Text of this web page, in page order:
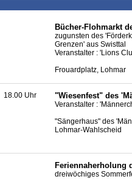
Bücher-Flohmarkt
zugunsten des
Grenzen' aus Swisttal
Veranstalter : 'Lions
Frouardplatz, Lohmar
18.00 Uhr "Wiesenfest" des
Veranstalter :
"Sängerhaus" des
Lohmar-Wahlscheid
Feriennaherholung
dreiwöchiges